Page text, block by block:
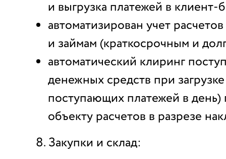
и выгрузка платежей в клиент-
автоматизирован учет
и займам (краткосрочным и
автоматический клиринг
денежных средств при
поступающих платежей в
объекту расчетов в разрезе
Закупки и склад: